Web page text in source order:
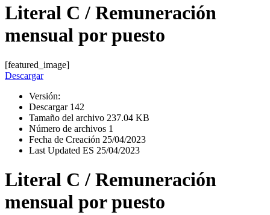
Literal C / Remuneración
mensual por puesto
[featured_image]
Descargar
Versión:
Descargar 142
Tamaño del archivo 237.04 KB
Número de archivos 1
Fecha de Creación 25/04/2023
Last Updated ES 25/04/2023
Literal C / Remuneración
mensual por puesto